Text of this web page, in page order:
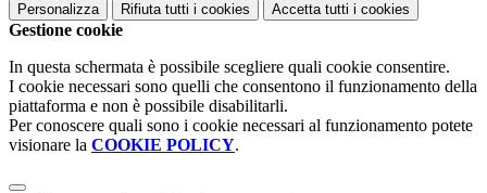
Personalizza Rifiuta tutti i cookies Accetta tutti i cookies
Gestione cookie
In questa schermata è possibile scegliere quali cookie consentire.
I cookie necessari sono quelli che consentono il funzionamento della
piattaforma e non è possibile disabilitarli.
Per conoscere quali sono i cookie necessari al funzionamento potete
visionare la COOKIE POLICY.